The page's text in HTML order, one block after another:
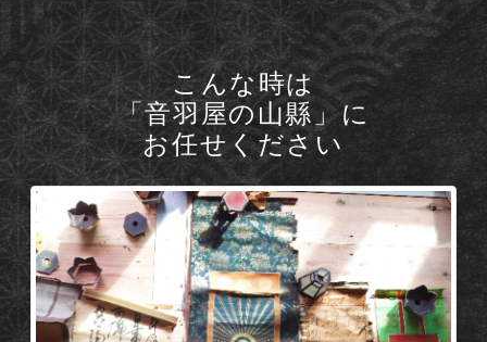
こんな時は
「音羽屋の山縣」に
お任せください